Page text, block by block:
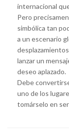
internacional
Pero
simbólica tan
a un escenario
lanzar un
deseo aplazado.
Debe
uno de los
tomárselo en